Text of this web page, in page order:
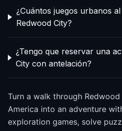
¿Cuántos juegos urbanos
Redwood City?
¿Tengo que reservar una
City con antelación?
Turn a walk through
America into an adventure
exploration games, solve